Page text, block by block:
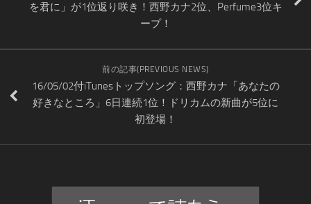
を君に」が1位返り咲き！西野カナ2位、Perfume3位キ
ープ！
前の記事(PREVIOUS NEWS)
16/05/02付iTunesトップソング：西野カナ「あなたの
好きなところ」6日連続1位！ドリカムの新曲が5位に
初登場！